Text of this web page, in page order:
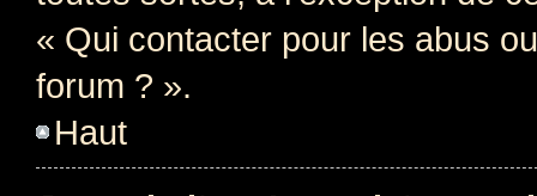
« Qui contacter pour les abus
forum ? ».
Haut